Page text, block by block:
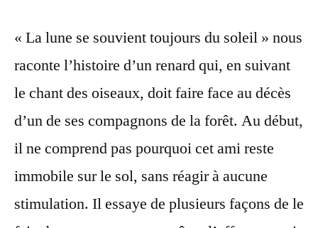
« La lune se souvient toujours du soleil » nous
raconte l’histoire d’un renard qui, en suivant
le chant des oiseaux, doit faire face au décès
d’un de ses compagnons de la forêt. Au début,
il ne comprend pas pourquoi cet ami reste
immobile sur le sol, sans réagir à aucune
stimulation. Il essaye de plusieurs façons de le